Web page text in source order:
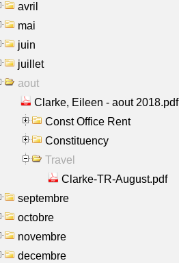
avril
mai
juin
juillet
aout
Clarke, Eileen - aout 2018.pdf
Const Office Rent
Constituency
Travel
Clarke-TR-August.pdf
septembre
octobre
novembre
decembre